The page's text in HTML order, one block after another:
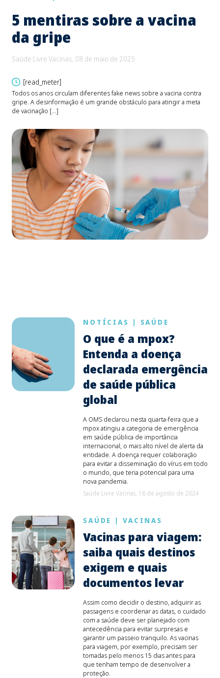
5 mentiras sobre a vacina
da gripe
Saúde Livre Vacinas, 08 de maio de 2025
[read_meter]
Todos os anos circulam diferentes fake news sobre a vacina contra
gripe. A desinformação é um grande obstáculo para atingir a meta
de vacinação […]
NOTÍCIAS | SAÚDE
O que é a mpox?
Entenda a doença
declarada emergência
de saúde pública
global
A OMS declarou nesta quarta-feira que a
mpox atingiu a categoria de emergência
em saúde pública de importância
internacional, o mais alto nível de alerta da
entidade. A doença requer colaboração
para evitar a disseminação do vírus em todo
o mundo, que teria potencial para uma
nova pandemia.
Saúde Livre Vacinas, 16 de agosto de 2024
SAÚDE | VACINAS
Vacinas para viagem:
saiba quais destinos
exigem e quais
documentos levar
Assim como decidir o destino, adquirir as
passagens e coordenar as datas, o cuidado
com a saúde deve ser planejado com
antecedência para evitar surpresas e
garantir um passeio tranquilo. As vacinas
para viagem, por exemplo, precisam ser
tomadas pelo menos 15 dias antes para
que tenham tempo de desenvolver a
proteção.